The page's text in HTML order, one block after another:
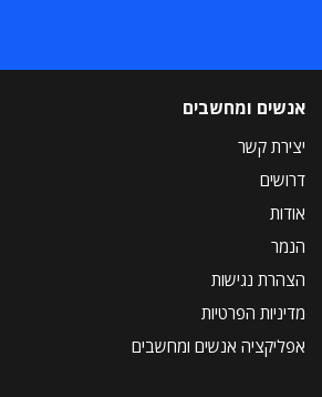
אנשים ומחשבים
יצירת קשר
דרושים
אודות
הנמר
הצהרת נגישות
מדיניות הפרטיות
אפליקציה אנשים ומחשבים